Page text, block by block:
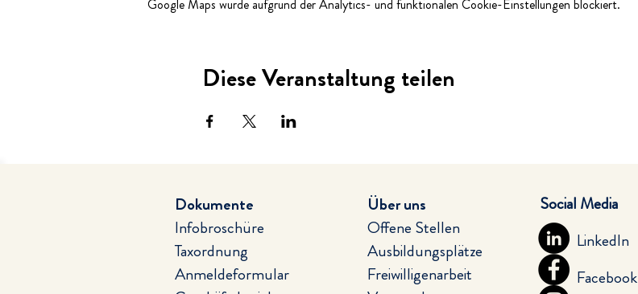
Google Maps wurde aufgrund der Analytics- und funktionalen Cookie-Einstellungen blockiert.
Diese Veranstaltung teilen
Dokumente
Infobroschüre
Taxordnung
Anmeldeformular
Über uns
Offene Stellen
Ausbildungsplätze
Freiwilligenarbeit
LinkedIn
Facebook
Social Media